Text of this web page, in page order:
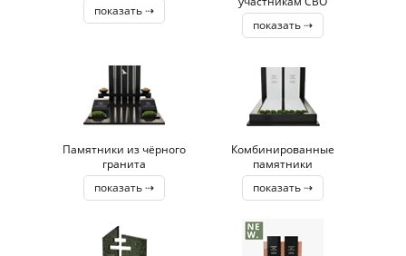
показать ⇢
показать ⇢
Памятники из чёрного
гранита
показать ⇢
Комбинированные
памятники
показать ⇢